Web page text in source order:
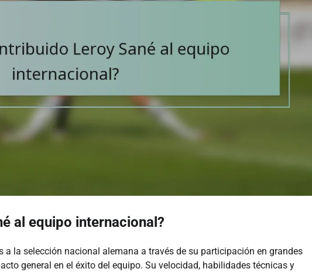
al equipo internacional?
la selección nacional alemana a través de su participación en grandes
general en el éxito del equipo. Su velocidad, habilidades técnicas y